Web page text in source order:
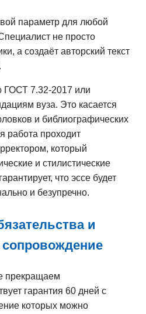
параметр для любой
не просто
а создаёт авторский текст
ГОСТ 7.32-2017 или
вуза. Это касается
и библиографических
работа проходит
который
и стилистические
что эссе будет
и безупречно.
и
прекращаем
гарантия 60 дней с
которых можно